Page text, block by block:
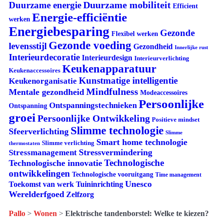
Duurzame energieDuurzame mobiliteit Efficient
werken Energie-efficiëntie
Energiebesparing Flexibel werken Gezonde
levensstijl Gezonde voeding Gezondheid Innerlijke rust
Interieurdecoratie Interieurdesign Interieurverlichting
Keukenaccessoires Keukenapparatuur
Keukenorganisatie Kunstmatige intelligentie
Mentale gezondheid Mindfulness Modeaccessoires
Ontspanning Ontspanningstechnieken Persoonlijke
groei Persoonlijke Ontwikkeling Positieve mindset
Sfeerverlichting Slimme technologie Slimme
thermostaten Slimme verlichting Smart home technologie
Stressmanagement Stressvermindering
Technologische innovatie Technologische
ontwikkelingen Technologische vooruitgang Time management
Toekomst van werk Tuininrichting Unesco
Werelderfgoed Zelfzorg
Pallo > Wonen > Elektrische tandenborstel: Welke te kiezen?